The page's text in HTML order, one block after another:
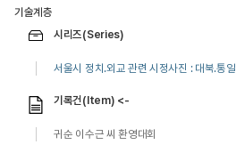
기술계층
시리즈(Series)
서울시 정치.외교 관련 시정사진 : 대북.통일
기록건(Item) <-
귀순 이수근 씨 환영대회